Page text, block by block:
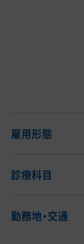
雇用形態
診療科目
勤務地・交通